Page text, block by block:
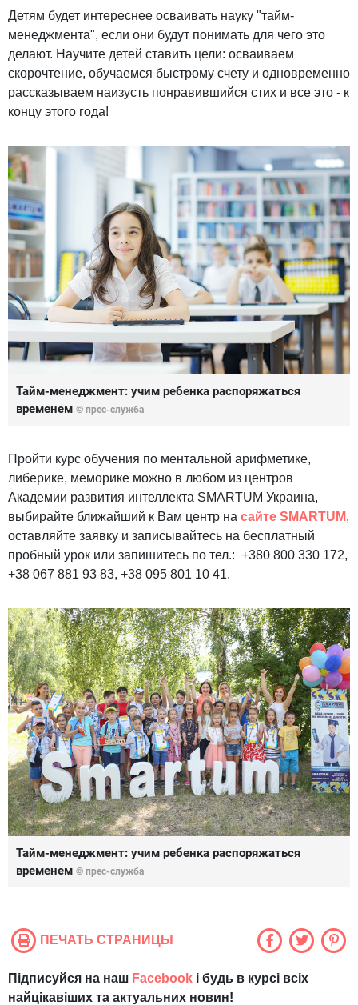
Детям будет интереснее осваивать науку "тайм-
менеджмента", если они будут понимать для чего это
делают. Научите детей ставить цели: осваиваем
скорочтение, обучаемся быстрому счету и одновременно
рассказываем наизусть понравившийся стих и все это - к
концу этого года!
Тайм-менеджмент: учим ребенка распоряжаться
временем © прес-служба
Пройти курс обучения по ментальной арифметике,
либерике, меморике можно в любом из центров
Академии развития интеллекта SMARTUM Украина,
выбирайте ближайший к Вам центр на сайте SMARTUM,
оставляйте заявку и записывайтесь на бесплатный
пробный урок или запишитесь по тел.: +380 800 330 172,
+38 067 881 93 83, +38 095 801 10 41.
Тайм-менеджмент: учим ребенка распоряжаться
временем © прес-служба
ПЕЧАТЬ СТРАНИЦЫ
Підписуйся на наш Facebook і будь в курсі всіх
найцікавіших та актуальних новин!